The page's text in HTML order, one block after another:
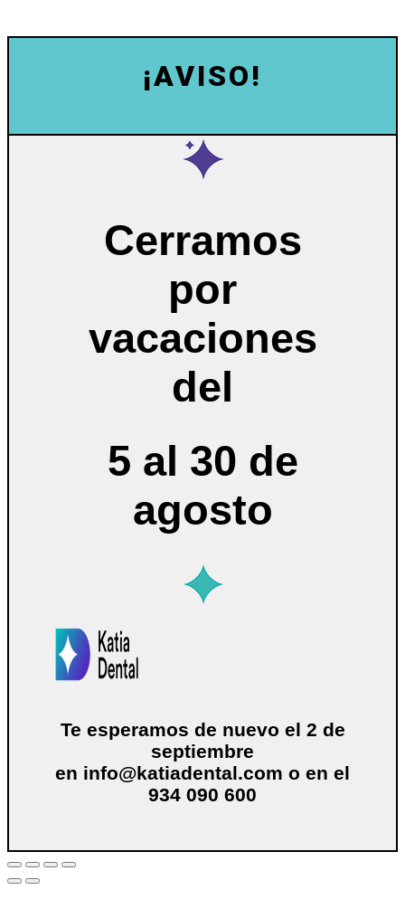
¡AVISO!
Cerramos
por
vacaciones
del
5 al 30 de
agosto
Te esperamos de nuevo el 2 de
septiembre
en info@katiadental.com o en el
934 090 600